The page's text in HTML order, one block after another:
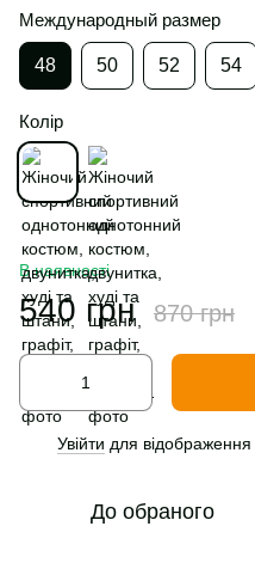
Международный размер
48 50 52 54
Колір
В наявності
540 грн 870 грн
Увійти для відображення
До обраного